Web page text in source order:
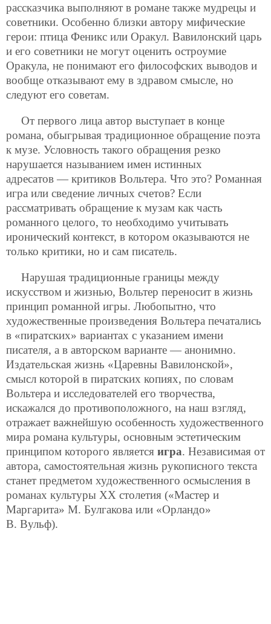
рассказчика выполняют в романе также мудрецы и
советники. Особенно близки автору мифические
герои: птица Феникс или Оракул. Вавилонский царь
и его советники не могут оценить остроумие
Оракула, не понимают его философских выводов и
вообще отказывают ему в здравом смысле, но
следуют его советам.
От первого лица автор выступает в конце
романа, обыгрывая традиционное обращение поэта
к музе. Условность такого обращения резко
нарушается называнием имен истинных
адресатов — критиков Вольтера. Что это? Романная
игра или сведение личных счетов? Если
рассматривать обращение к музам как часть
романного целого, то необходимо учитывать
иронический контекст, в котором оказываются не
только критики, но и сам писатель.
Нарушая традиционные границы между
искусством и жизнью, Вольтер переносит в жизнь
принцип романной игры. Любопытно, что
художественные произведения Вольтера печатались
в «пиратских» вариантах с указанием имени
писателя, а в авторском варианте — анонимно.
Издательская жизнь «Царевны Вавилонской»,
смысл которой в пиратских копиях, по словам
Вольтера и исследователей его творчества,
искажался до противоположного, на наш взгляд,
отражает важнейшую особенность художественного
мира романа культуры, основным эстетическим
принципом которого является игра. Независимая от
автора, самостоятельная жизнь рукописного текста
станет предметом художественного осмысления в
романах культуры ХХ столетия («Мастер и
Маргарита» М. Булгакова или «Орландо»
В. Вульф).